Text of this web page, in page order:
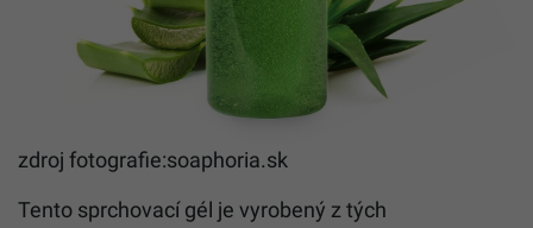
zdroj fotografie:soaphoria.sk
Tento sprchovací gél je vyrobený z tých